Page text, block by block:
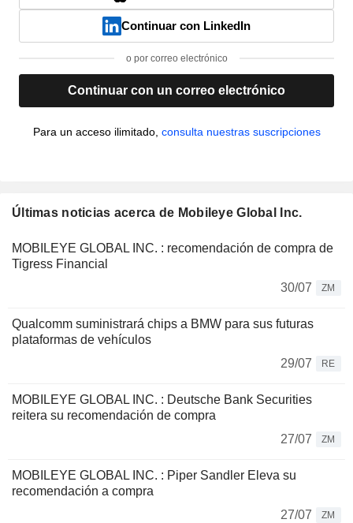
Continuar con LinkedIn
o por correo electrónico
Continuar con un correo electrónico
Para un acceso ilimitado, consulta nuestras suscripciones
Últimas noticias acerca de Mobileye Global Inc.
MOBILEYE GLOBAL INC. : recomendación de compra de
Tigress Financial
30/07
ZM
Qualcomm suministrará chips a BMW para sus futuras
plataformas de vehículos
29/07
RE
MOBILEYE GLOBAL INC. : Deutsche Bank Securities
reitera su recomendación de compra
27/07
ZM
MOBILEYE GLOBAL INC. : Piper Sandler Eleva su
recomendación a compra
27/07
ZM